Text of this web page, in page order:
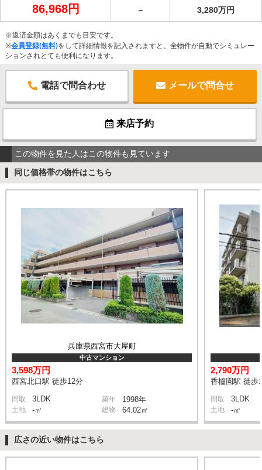
86,968円 － 3,280万円
※返済金額はあくまでも目安です。
※会員登録(無料)をして詳細情報を記入されますと、全物件が自動でシミュレー
ションされとても便利になります。
電話で問合わせ メールで問合せ
来店予約
この物件を見た人はこの物件も見ています
同じ価格帯の物件はこちら
兵庫県西宮市大屋町
中古マンション
3,598万円
西宮北口駅 徒歩12分
間取 3LDK 築年 1998年
土地 -㎡ 建物 64.02㎡
2,790万円
香櫨園駅 徒歩
間取 3LDK
土地 -㎡
広さの近い物件はこちら